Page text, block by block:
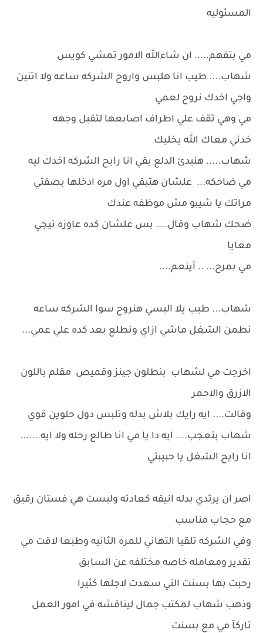
المسئوليه
مي بتفهم..... ان شاءالله الامور تمشي كويس
شهاب.... طيب انا هلبس واروح الشركه ساعه ولا اتنين
واجي اخدك نروح لعمي
مي وهي تقف علي اطراف اصابعها لتقبل وجهه
خدني معاك الله يخليك
شهاب..... هنبدئ الدلع بقي انا رايح الشركه اخدك ليه
مي ضاحكه... علشان هتبقي اول مره ادخلها بصفتي
مراتك يا شيبو مش موظفه عندك
ضحك شهاب وقال.... بس علشان كده عاوزه تيجي
معايا
مي بمرح... .. أينعم....
شهاب... طيب يلا البسي هنروح سوا الشركه ساعه
نطمن الشغل ماشي ازاي ونطلع بعد كده علي عمي...
اخرجت مي لشهاب بنطلون جينز وقميص مقلم باللون
الازرق والاحمر
وقالت.... ايه رايك بلاش بدله وتلبس دول حلوين قوي
شهاب بتعجب.... ايه دا يا مي انا طالع رحله ولا ايه.......
انا رايح الشغل يا حبيبتي
اصر ان يرتدي بدله انيقه كعادته ولبست هي فستان رقيق
مع حجاب مناسب
وفي الشركه تلقيا التهاني للمره الثانيه وطبعا لاقت مي
تقدير ومعامله خاصه مختلفه عن السابق
رحبت بها بسنت التي سعدت لاجلها كثيرا
وذهب شهاب لمكتب جمال ليناقشه في امور العمل
تاركآ مي مع بسنت